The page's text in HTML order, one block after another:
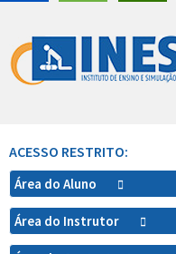
ACESSO RESTRITO:
Área do Aluno
Área do Instrutor